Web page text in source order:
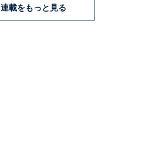
連載をもっと見る